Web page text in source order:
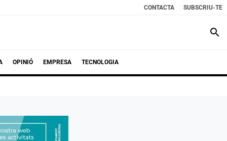
CONTACTA SUBSCRIU-TE
search
OPINIÓ EMPRESA TECNOLOGIA